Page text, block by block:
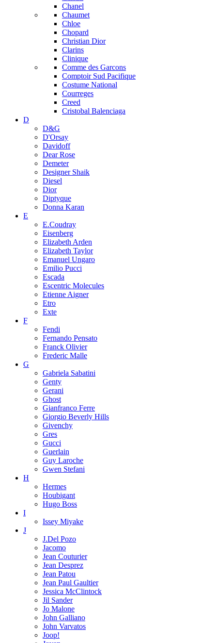
Chanel
Chaumet
Chloe
Chopard
Christian Dior
Clarins
Clinique
Comme des Garcons
Comptoir Sud Pacifique
Costume National
Courreges
Creed
Cristobal Balenciaga
D
D&G
D'Orsay
Davidoff
Dear Rose
Demeter
Designer Shaik
Diesel
Dior
Diptyque
Donna Karan
E
E.Coudray
Eisenberg
Elizabeth Arden
Elizabeth Taylor
Emanuel Ungaro
Emilio Pucci
Escada
Escentric Molecules
Etienne Aigner
Etro
Exte
F
Fendi
Fernando Pensato
Franck Olivier
Frederic Malle
G
Gabriela Sabatini
Genty
Gerani
Ghost
Gianfranco Ferre
Giorgio Beverly Hills
Givenchy
Gres
Gucci
Guerlain
Guy Laroche
Gwen Stefani
H
Hermes
Houbigant
Hugo Boss
I
Issey Miyake
J
J.Del Pozo
Jacomo
Jean Couturier
Jean Desprez
Jean Patou
Jean Paul Gaultier
Jessica McClintock
Jil Sander
Jo Malone
John Galliano
John Varvatos
Joop!